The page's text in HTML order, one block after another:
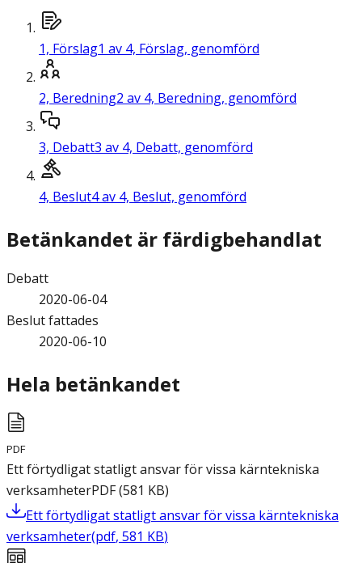
1, Förslag1 av 4, Förslag, genomförd
2, Beredning2 av 4, Beredning, genomförd
3, Debatt3 av 4, Debatt, genomförd
4, Beslut4 av 4, Beslut, genomförd
Betänkandet är färdigbehandlat
Debatt
2020-06-04
Beslut fattades
2020-06-10
Hela betänkandet
PDF
Ett förtydligat statligt ansvar för vissa kärntekniska
verksamheterPDF(581 KB)
Ett förtydligat statligt ansvar för vissa kärntekniska
verksamheter(pdf, 581 KB)